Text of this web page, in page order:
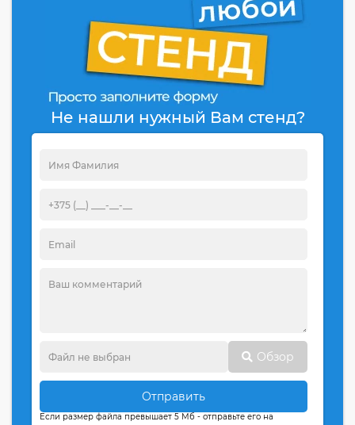
Не нашли нужный Вам стенд?
Обзор
Отправить
Если размер файла превышает 5 Мб - отправьте его на